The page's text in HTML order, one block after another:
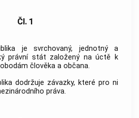
Čl. 1
je svrchovaný, jednotný a
právní stát založený na úctě k
člověka a občana.
dodržuje závazky, které pro ni
práva.